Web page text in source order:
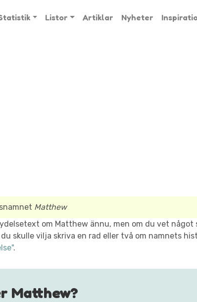
Listor Artiklar Nyheter
Matthew
om Matthew ännu, men om du vet något
skulle vilja skriva en rad eller två om namnets
.
Matthew?